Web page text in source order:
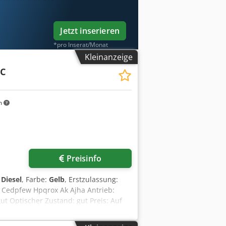
Jetzt inserieren
*pro Inserat/Monat
Kleinanzeige
Preisinfo
Diesel, Farbe: Gelb, Erstzulassung:
Hpqrox Ak Ajha Antrieb:
Optischer Zustand: gut Preis: Auf
um weitere Informationen zu